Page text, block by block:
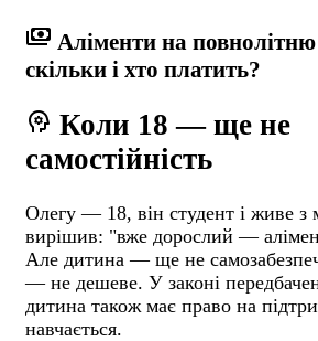
payments Аліменти на
скільки і хто платить?
psychology Коли 18 — ще не
самостійність
Олегу — 18, він студент і живе з
вирішив: "вже дорослий —
Але дитина — ще не
— не дешеве. У законі
дитина також має право на
навчається.